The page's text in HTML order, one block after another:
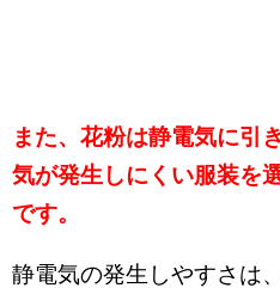
また、花粉は静電気に引
気が発生しにくい服装を
です。
静電気の発生しやすさは